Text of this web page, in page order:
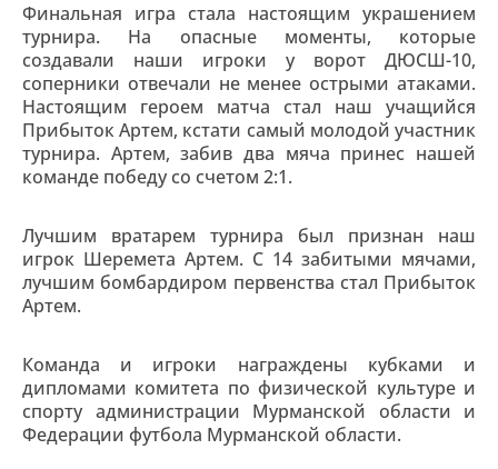
Финальная игра стала настоящим украшением
турнира. На опасные моменты, которые
создавали наши игроки у ворот ДЮСШ-10,
соперники отвечали не менее острыми атаками.
Настоящим героем матча стал наш учащийся
Прибыток Артем, кстати самый молодой участник
турнира. Артем, забив два мяча принес нашей
команде победу со счетом 2:1.
Лучшим вратарем турнира был признан наш
игрок Шеремета Артем. С 14 забитыми мячами,
лучшим бомбардиром первенства стал Прибыток
Артем.
Команда и игроки награждены кубками и
дипломами комитета по физической культуре и
спорту администрации Мурманской области и
Федерации футбола Мурманской области.